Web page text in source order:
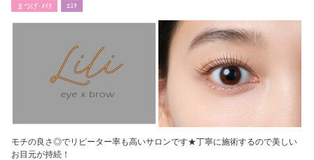
まつげ･ﾒｲｸ ｴｽﾃ
モチの良さ◎でリピーター率も高いサロンです★丁寧に施術するので美しい
お目元が持続！